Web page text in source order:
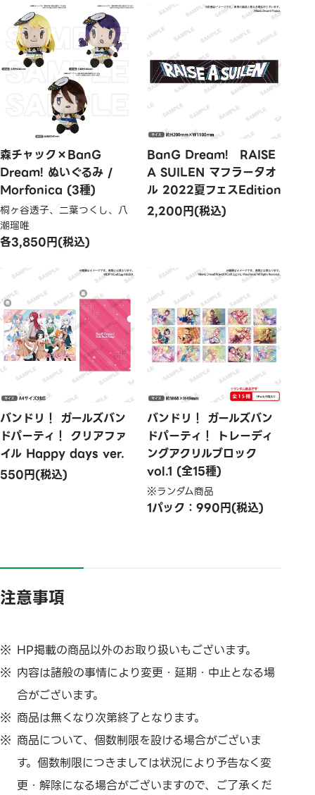
森チャック×BanG
Dream! ぬいぐるみ /
Morfonica (3種)
桐ヶ谷透子、二葉つくし、八
潮瑠唯
各3,850円(税込)
BanG Dream! RAISE
A SUILEN マフラータオ
ル 2022夏フェスEdition
2,200円(税込)
バンドリ！ ガールズバン
ドパーティ！ クリアファ
イル Happy days ver.
550円(税込)
バンドリ！ ガールズバン
ドパーティ！ トレーディ
ングアクリルブロック
vol.1 (全15種)
※ランダム商品
1パック：990円(税込)
注意事項
HP掲載の商品以外のお取り扱いもございます。
内容は諸般の事情により変更・延期・中止となる場
合がございます。
商品は無くなり次第終了となります。
商品について、個数制限を設ける場合がございま
す。個数制限につきましては状況により予告なく変
更・解除になる場合がございますので、ご了承くだ